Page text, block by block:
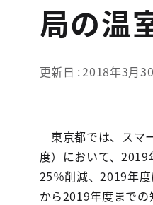
局の温
更新日 2018年3月
東京都では、スマ
度）において、
25％削減、2019年
から2019年度まで